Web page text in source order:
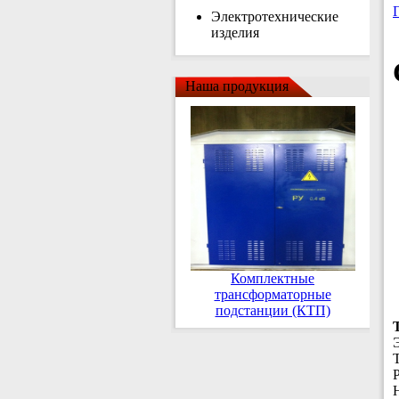
Электротехнические
изделия
Наша продукция
Комплектные
трансформаторные
подстанции (КТП)